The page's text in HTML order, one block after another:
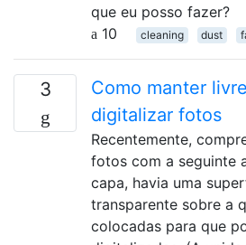
que eu posso fazer?
10
cleaning dust
3
Como manter
digitalizar fotos
Recentemente,
fotos com a seguinte
capa, havia uma
transparente sobre a
colocadas para que